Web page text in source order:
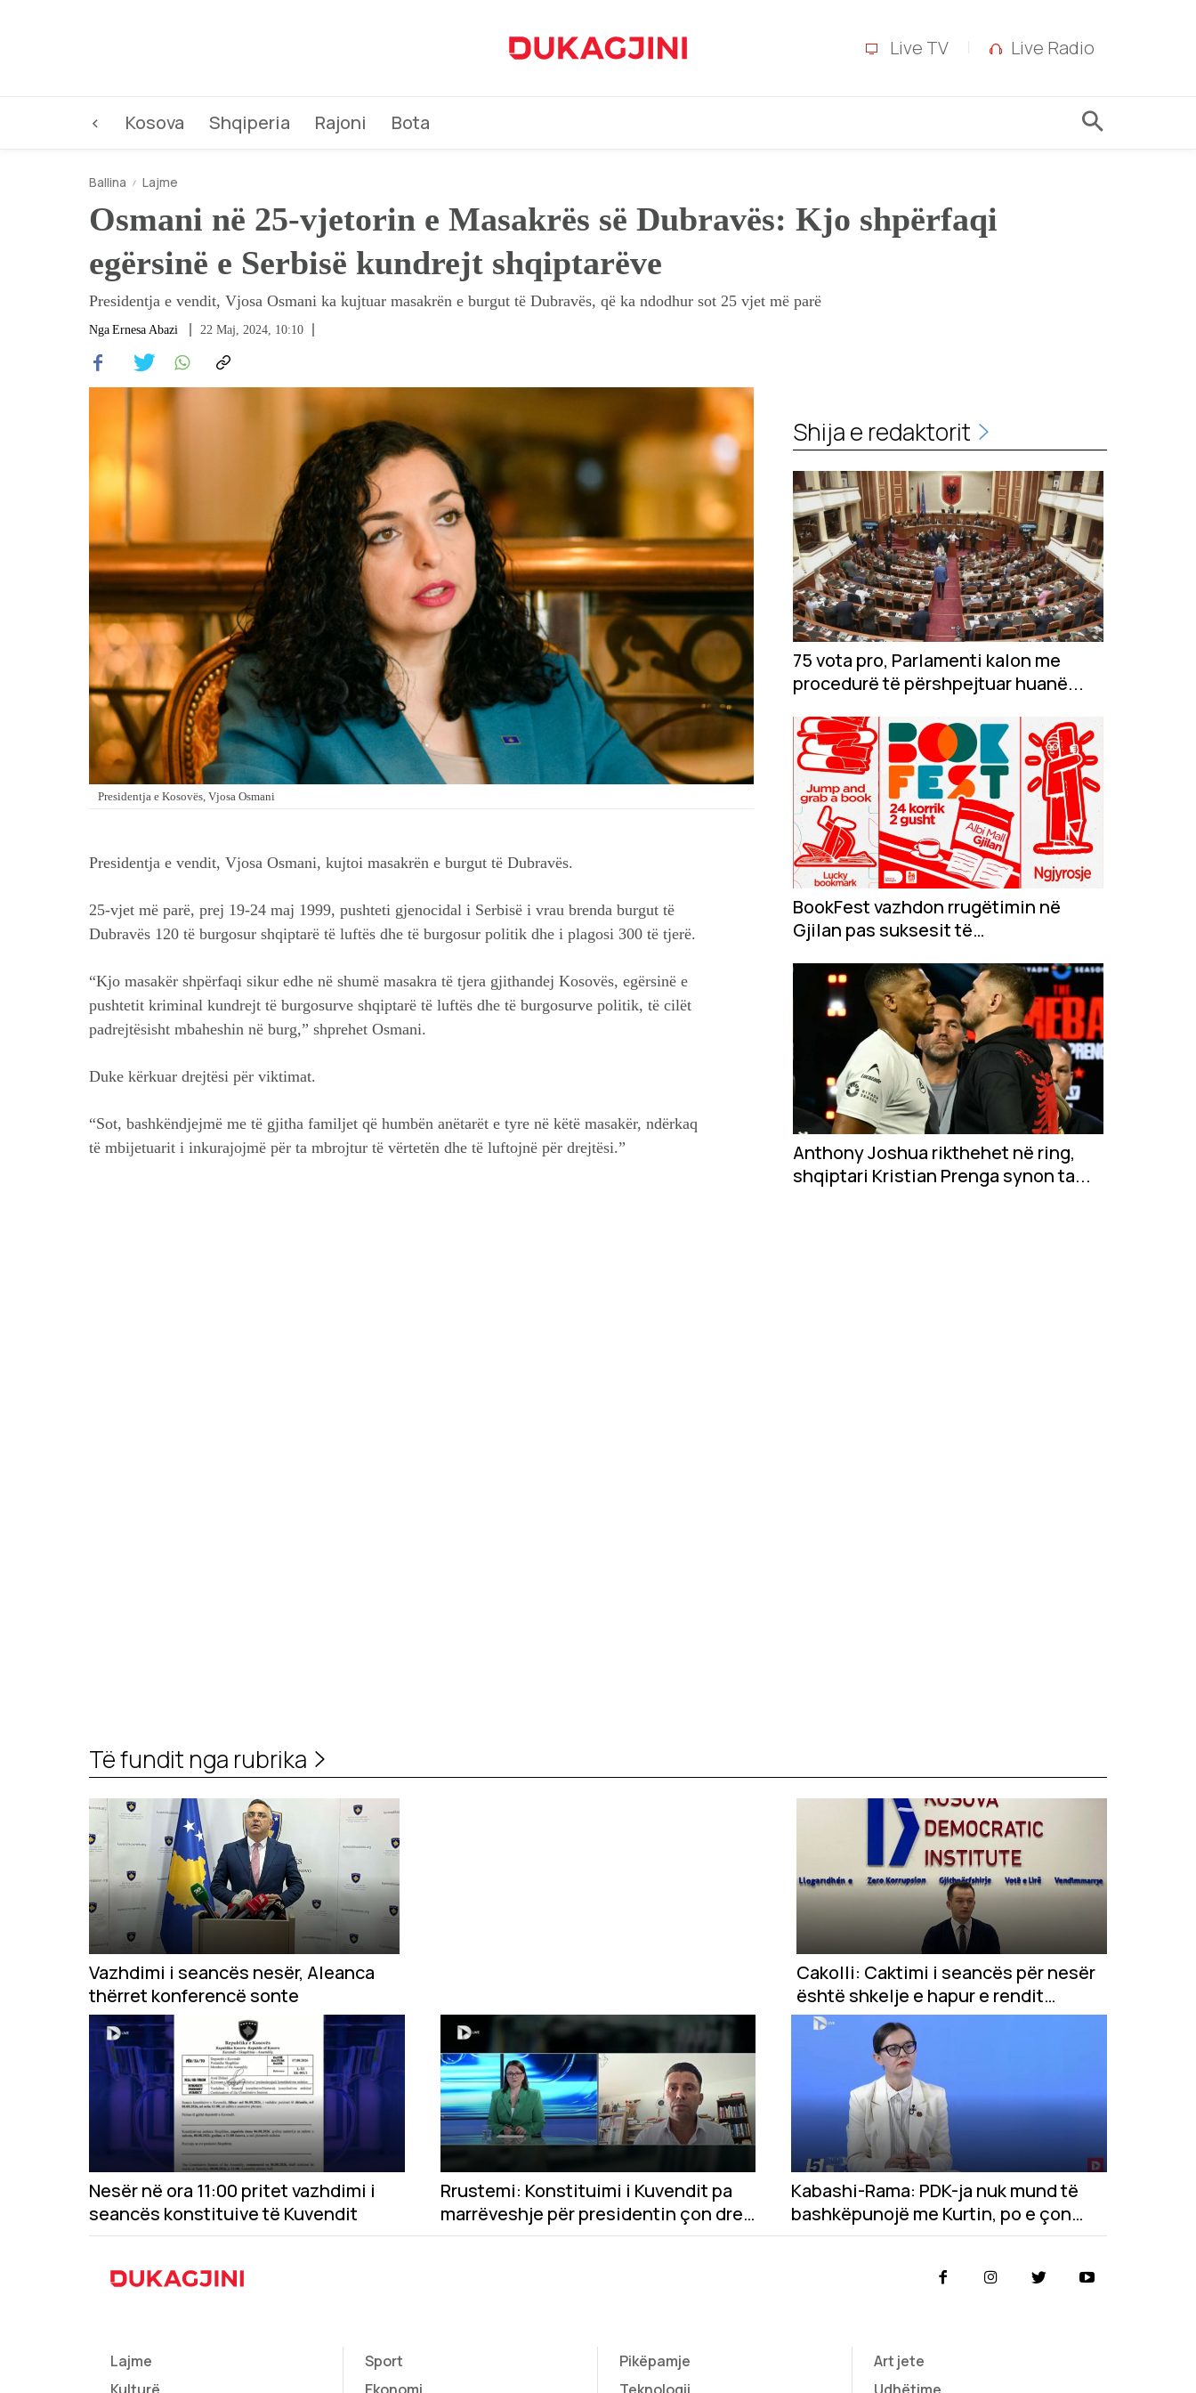
Live TV Live Radio
< Kosova Shqiperia Rajoni Bota
Ballina Lajme
Osmani në 25-vjetorin e Masakrës së Dubravës: Kjo shpërfaqi
egërsinë e Serbisë kundrejt shqiptarëve
Presidentja e vendit, Vjosa Osmani ka kujtuar masakrën e burgut të Dubravës, që ka ndodhur sot 25 vjet më parë
Nga Ernesa Abazi 22 Maj, 2024, 10:10
Presidentja e Kosovës, Vjosa Osmani
Presidentja e vendit, Vjosa Osmani, kujtoi masakrën e burgut të Dubravës.
25-vjet më parë, prej 19-24 maj 1999, pushteti gjenocidal i Serbisë i vrau brenda burgut të
Dubravës 120 të burgosur shqiptarë të luftës dhe të burgosur politik dhe i plagosi 300 të tjerë.
“Kjo masakër shpërfaqi sikur edhe në shumë masakra të tjera gjithandej Kosovës, egërsinë e
pushtetit kriminal kundrejt të burgosurve shqiptarë të luftës dhe të burgosurve politik, të cilët
padrejtësisht mbaheshin në burg,” shprehet Osmani.
Duke kërkuar drejtësi për viktimat.
“Sot, bashkëndjejmë me të gjitha familjet që humbën anëtarët e tyre në këtë masakër, ndërkaq
të mbijetuarit i inkurajojmë për ta mbrojtur të vërtetën dhe të luftojnë për drejtësi.”
Shija e redaktorit
75 vota pro, Parlamenti kalon me
procedurë të përshpejtuar huanë...
BookFest vazhdon rrugëtimin në
Gjilan pas suksesit të
Anthony Joshua rikthehet në ring,
shqiptari Kristian Prenga synon ta...
Të fundit nga rubrika
Vazhdimi i seancës nesër, Aleanca
thërret konferencë sonte
Cakolli: Caktimi i seancës për nesër
është shkelje e hapur e rendit
kushtetues
Nesër në ora 11:00 pritet vazhdimi i
seancës konstituive të Kuvendit
Rrustemi: Konstituimi i Kuvendit pa
marrëveshje për presidentin çon drejt
zgjedhjeve
Kabashi-Rama: PDK-ja nuk mund të
bashkëpunojë me Kurtin, po e çon
vendin drejt krizës shtetërore
Lajme
Sport
Pikëpamje
Art jete